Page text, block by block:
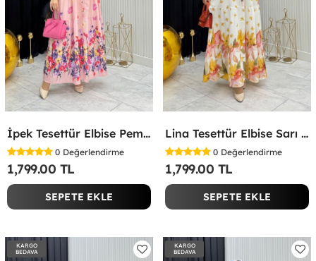
İpek Tesettür Elbise Pembe Pembe
0 Değerlendirme
1,799.00 TL
SEPETE EKLE
Lina Tesettür Elbise Sarı Sarı
0 Değerlendirme
1,799.00 TL
SEPETE EKLE
KARGO
BEDAVA
KARGO
BEDAVA